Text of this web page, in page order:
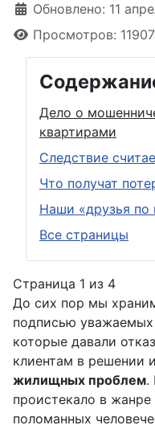
Обновлено: 11
Просмотров: 11907
Дело о
квартирами
Следствие
Что получат
Наши «друзья по
Все страницы
Страница 1 из 4
До сих пор мы
подписью уважаемых
которые давали
клиентам в решении
жилищных проблем.
проистекало в
поломанных